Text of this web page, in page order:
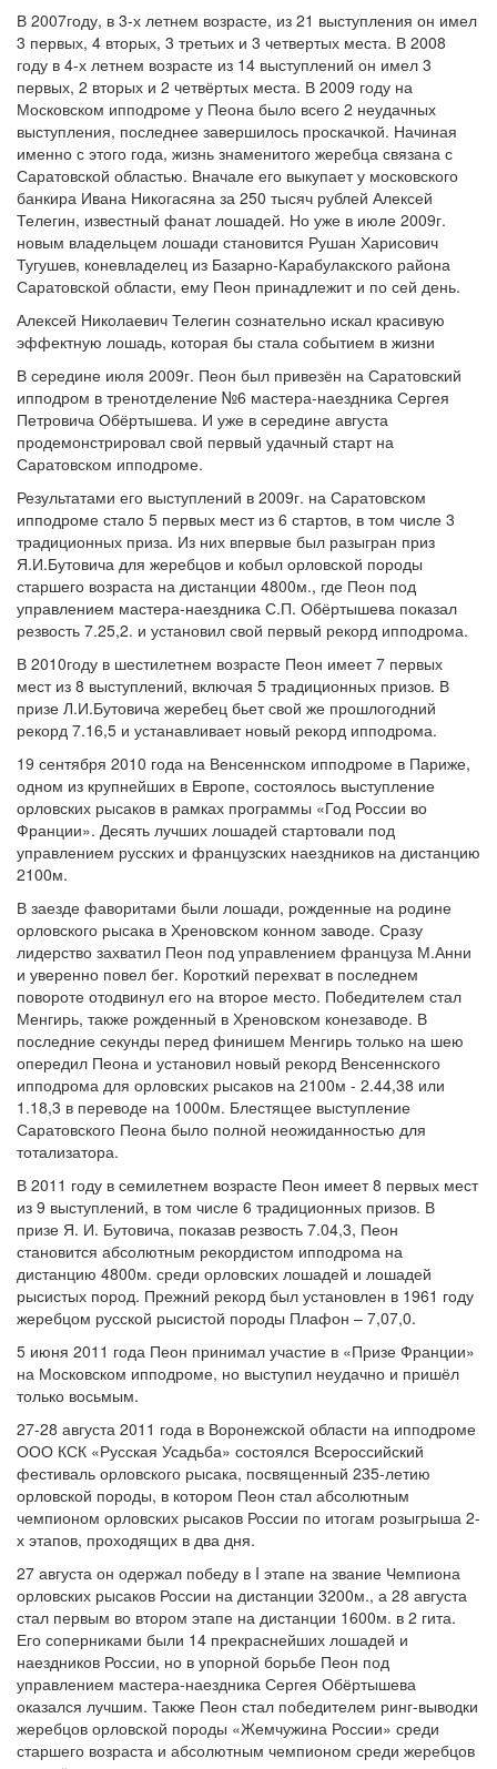
В 2007году, в 3-х летнем возрасте, из 21 выступления он имел
3 первых, 4 вторых, 3 третьих и 3 четвертых места. В 2008
году в 4-х летнем возрасте из 14 выступлений он имел 3
первых, 2 вторых и 2 четвёртых места. В 2009 году на
Московском ипподроме у Пеона было всего 2 неудачных
выступления, последнее завершилось проскачкой. Начиная
именно с этого года, жизнь знаменитого жеребца связана с
Саратовской областью. Вначале его выкупает у московского
банкира Ивана Никогасяна за 250 тысяч рублей Алексей
Телегин, известный фанат лошадей. Но уже в июле 2009г.
новым владельцем лошади становится Рушан Харисович
Тугушев, коневладелец из Базарно-Карабулакского района
Саратовской области, ему Пеон принадлежит и по сей день.
Алексей Николаевич Телегин сознательно искал красивую
эффектную лошадь, которая бы стала событием в жизни
В середине июля 2009г. Пеон был привезён на Саратовский
ипподром в тренотделение №6 мастера-наездника Сергея
Петровича Обёртышева. И уже в середине августа
продемонстрировал свой первый удачный старт на
Саратовском ипподроме.
Результатами его выступлений в 2009г. на Саратовском
ипподроме стало 5 первых мест из 6 стартов, в том числе 3
традиционных приза. Из них впервые был разыгран приз
Я.И.Бутовича для жеребцов и кобыл орловской породы
старшего возраста на дистанции 4800м., где Пеон под
управлением мастера-наездника С.П. Обёртышева показал
резвость 7.25,2. и установил свой первый рекорд ипподрома.
В 2010году в шестилетнем возрасте Пеон имеет 7 первых
мест из 8 выступлений, включая 5 традиционных призов. В
призе Л.И.Бутовича жеребец бьет свой же прошлогодний
рекорд 7.16,5 и устанавливает новый рекорд ипподрома.
19 сентября 2010 года на Венсеннском ипподроме в Париже,
одном из крупнейших в Европе, состоялось выступление
орловских рысаков в рамках программы «Год России во
Франции». Десять лучших лошадей стартовали под
управлением русских и французских наездников на дистанцию
2100м.
В заезде фаворитами были лошади, рожденные на родине
орловского рысака в Хреновском конном заводе. Сразу
лидерство захватил Пеон под управлением француза М.Анни
и уверенно повел бег. Короткий перехват в последнем
повороте отодвинул его на второе место. Победителем стал
Менгирь, также рожденный в Хреновском конезаводе. В
последние секунды перед финишем Менгирь только на шею
опередил Пеона и установил новый рекорд Венсеннского
ипподрома для орловских рысаков на 2100м - 2.44,38 или
1.18,3 в переводе на 1000м. Блестящее выступление
Саратовского Пеона было полной неожиданностью для
тотализатора.
В 2011 году в семилетнем возрасте Пеон имеет 8 первых мест
из 9 выступлений, в том числе 6 традиционных призов. В
призе Я. И. Бутовича, показав резвость 7.04,3, Пеон
становится абсолютным рекордистом ипподрома на
дистанцию 4800м. среди орловских лошадей и лошадей
рысистых пород. Прежний рекорд был установлен в 1961 году
жеребцом русской рысистой породы Плафон – 7,07,0.
5 июня 2011 года Пеон принимал участие в «Призе Франции»
на Московском ипподроме, но выступил неудачно и пришёл
только восьмым.
27-28 августа 2011 года в Воронежской области на ипподроме
ООО КСК «Русская Усадьба» состоялся Всероссийский
фестиваль орловского рысака, посвященный 235-летию
орловской породы, в котором Пеон стал абсолютным
чемпионом орловских рысаков России по итогам розыгрыша 2-
х этапов, проходящих в два дня.
27 августа он одержал победу в I этапе на звание Чемпиона
орловских рысаков России на дистанции 3200м., а 28 августа
стал первым во втором этапе на дистанции 1600м. в 2 гита.
Его соперниками были 14 прекраснейших лошадей и
наездников России, но в упорной борьбе Пеон под
управлением мастера-наездника Сергея Обёртышева
оказался лучшим. Также Пеон стал победителем ринг-выводки
жеребцов орловской породы «Жемчужина России» среди
старшего возраста и абсолютным чемпионом среди жеребцов